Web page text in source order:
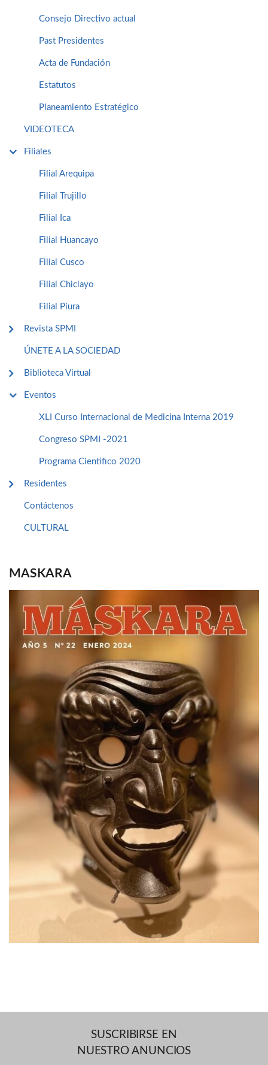
Consejo Directivo actual
Past Presidentes
Acta de Fundación
Estatutos
Planeamiento Estratégico
VIDEOTECA
Filiales
Filial Arequipa
Filial Trujillo
Filial Ica
Filial Huancayo
Filial Cusco
Filial Chiclayo
Filial Piura
Revista SPMI
ÚNETE A LA SOCIEDAD
Biblioteca Virtual
Eventos
XLI Curso Internacional de Medicina Interna 2019
Congreso SPMI -2021
Programa Cientifico 2020
Residentes
Contáctenos
CULTURAL
MASKARA
SUSCRIBIRSE EN
NUESTRO ANUNCIOS